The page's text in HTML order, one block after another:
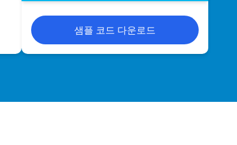
샘플 코드 다운로드